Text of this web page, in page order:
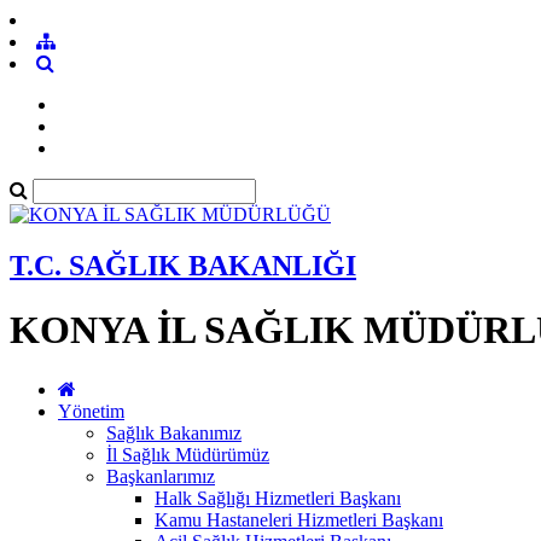
T.C. SAĞLIK BAKANLIĞI
KONYA İL SAĞLIK
Yönetim
Sağlık Bakanımız
İl Sağlık Müdürümüz
Başkanlarımız
Halk Sağlığı Hizmetleri Başkanı
Kamu Hastaneleri Hizmetleri Başkanı